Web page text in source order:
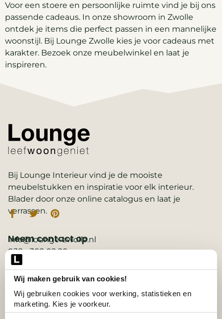
Wij maken gebruik van cookies!
Wij gebruiken cookies voor werking, statistieken en
marketing. Kies je voorkeur.
Voor een stoere en persoonlijke ruimte vind je bij ons
passende cadeaus. In onze showroom in Zwolle
ontdek je items die perfect passen in een mannelijke
woonstijl. Bij Lounge Zwolle kies je voor cadeaus met
karakter. Bezoek onze meubelwinkel en laat je
inspireren.
Bij Lounge Interieur vind je de mooiste
meubelstukken en inspiratie voor elk interieur.
Blader door onze online catalogus en laat je
verrassen.
Belangrijke links
2D ontwerp
3D ontwerp
Collectie
Neem contact op
info@lounge-zwolle.nl
038 - 302 02 20
Anthony Fokkerstraat 3, 8013 NS Zwolle